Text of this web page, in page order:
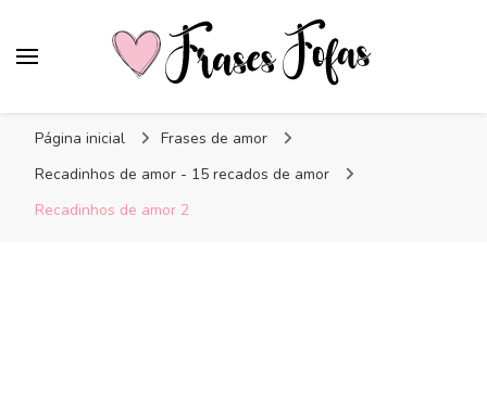
Página inicial
Frases de amor
Recadinhos de amor - 15 recados de amor
Recadinhos de amor 2